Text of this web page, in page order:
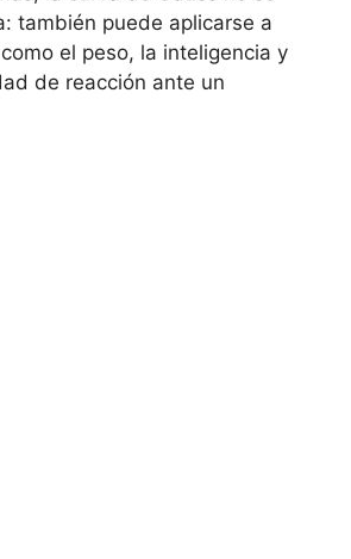
también puede aplicarse a
el peso, la inteligencia y
de reacción ante un